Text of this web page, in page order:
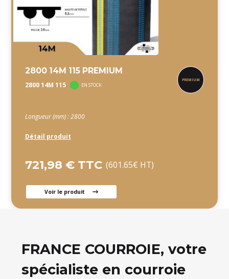
2800 14M 115 PREMIUM
2800 14M 115 EN STOCK
Longueur (mm) : 2800
Détail produit
721,98 € TTC (601.65€ HT)
Voir le produit
FRANCE COURROIE, votre
spécialiste en courroie